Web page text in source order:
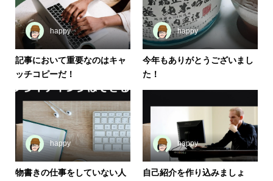
happy
記事において重要なのはキャ
ッチコピーだ！
happy
今年もありがとうございまし
た！
happy
物書きの仕事をしていない人
happy
自己紹介を作り込みましょ